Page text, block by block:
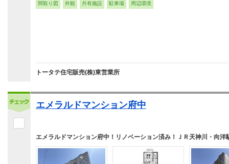
間取り図 外観 共有施設 駐車場 周辺環境
トータテ住宅販売(株)東営業所
エメラルドマンション府中
エメラルドマンション府中！リノベーション済み！ＪＲ天神川・向洋